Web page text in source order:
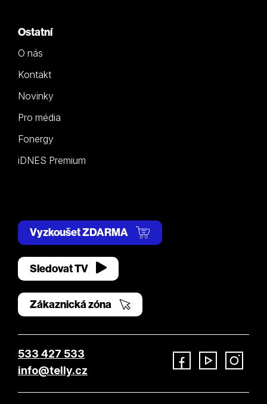
Ostatní
O nás
Kontakt
Novinky
Pro média
Fonergy
iDNES Premium
Vyzkoušet ZDARMA
Sledovat TV
Zákaznická zóna
533 427 533
info@telly.cz